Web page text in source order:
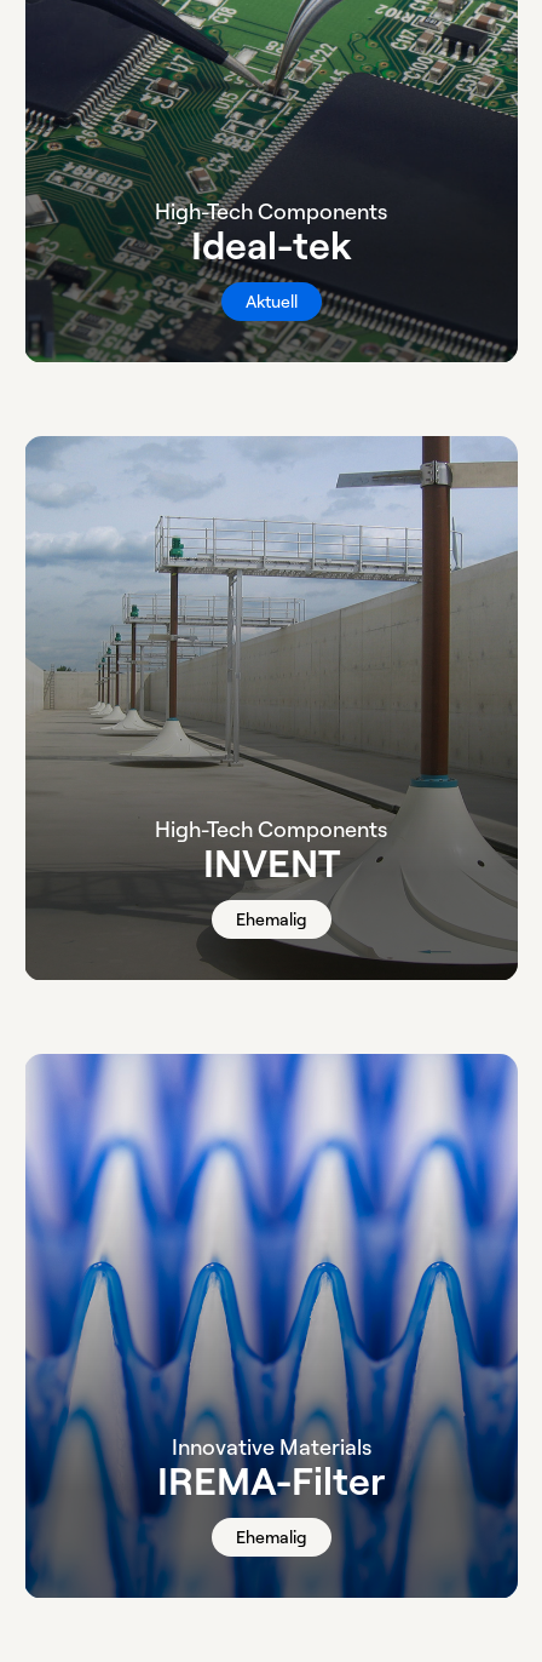
High-Tech Components
Ideal-tek
Aktuell
High-Tech Components
INVENT
Ehemalig
Innovative Materials
IREMA-Filter
Ehemalig